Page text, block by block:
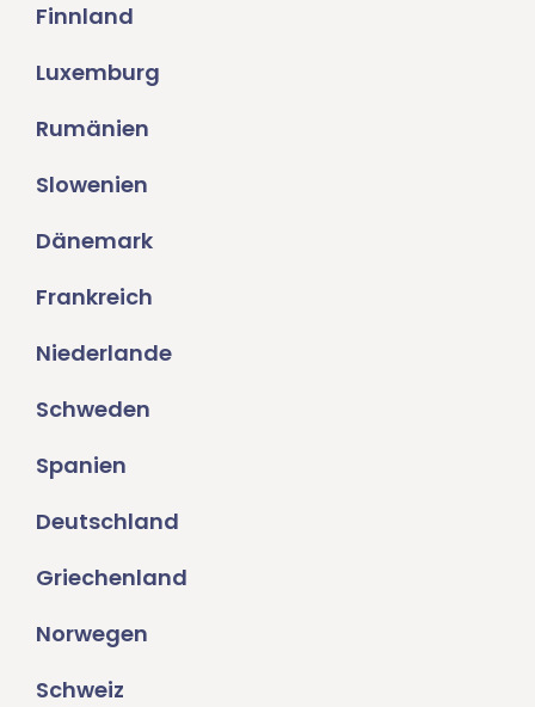
Finnland
Luxemburg
Rumänien
Slowenien
Dänemark
Frankreich
Niederlande
Schweden
Spanien
Deutschland
Griechenland
Norwegen
Schweiz